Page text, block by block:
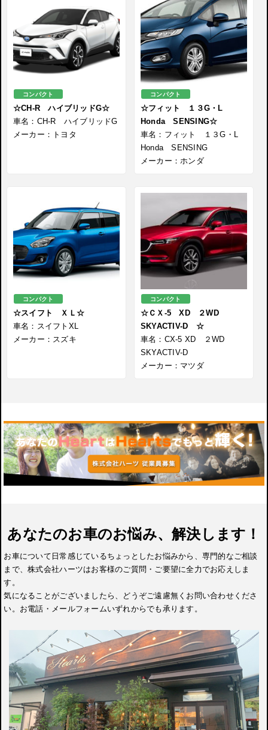
コンパクト
☆CH-R ハイブリッドG☆
車名：CH-R ハイブリッドG
メーカー：トヨタ
コンパクト
☆フィット １３G・L
Honda SENSING☆
車名：フィット １３G・L
Honda SENSING
メーカー：ホンダ
コンパクト
☆スイフト ＸＬ☆
車名：スイフトXL
メーカー：スズキ
コンパクト
☆ＣＸ-5 XD ２WD
SKYACTIV-D ☆
車名：CX-5 XD ２WD
SKYACTIV-D
メーカー：マツダ
あなたのお車のお悩み、解決します！
お車について日常感じているちょっとしたお悩みから、専門的なご相談
まで、株式会社ハーツはお客様のご質問・ご要望に全力でお応えしま
す。
気になることがございましたら、どうぞご遠慮無くお問い合わせくださ
い。お電話・メールフォームいずれからでも承ります。